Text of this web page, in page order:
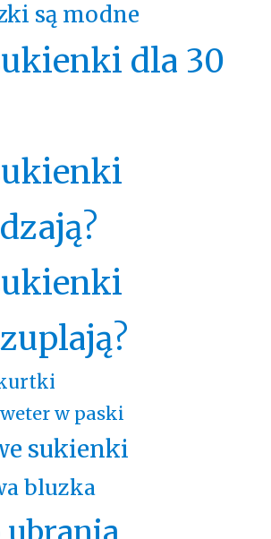
są modne
dla 30
w paski
sukienki
bluzka